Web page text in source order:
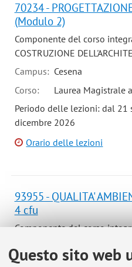
Questo sito web
70234 -
(Modulo 2)
Componente del corso
COSTRUZIONE
Campus: Cesena
Corso:
Laurea Magistrale
Periodo delle lezioni: dal 21
dicembre 2026
Orario delle lezioni
93955 - QUALITA'
4 cfu
Componente del corso
Campus:Cesena